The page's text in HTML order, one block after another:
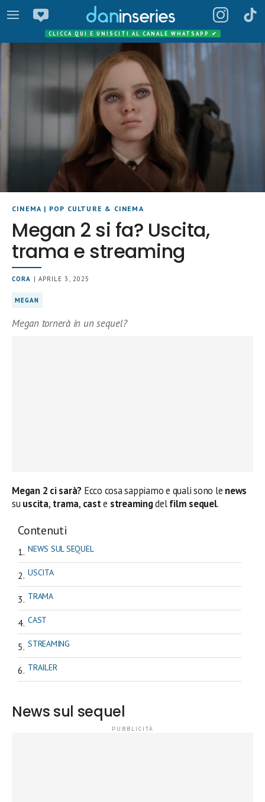
CLICCA QUI E UNISCITI AL CANALE WHATSAPP ✔
CINEMA | POP CULTURE & CINEMA
Megan 2 si fa? Uscita,
trama e streaming
CORA | APRILE 3, 2025
MEGAN
Megan tornerà in un sequel?
Megan 2 ci sarà? Ecco cosa sappiamo e quali sono le news
suuscita, trama, caste streamingdelfilm sequel.
Contenuti
NEWS SUL SEQUEL
USCITA
TRAMA
CAST
STREAMING
TRAILER
News sul sequel